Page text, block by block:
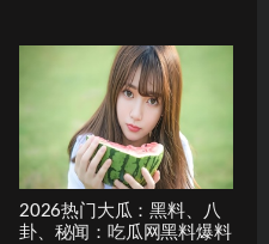
2026热门大瓜：黑料、八
卦、秘闻：吃瓜网黑料爆料